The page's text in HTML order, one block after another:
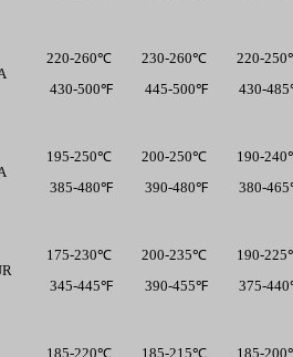
220-260℃
  430-500℉
230-260℃
  445-500℉
220-
430-
195-250℃
  385-480℉
200-250℃
  390-480℉
190-
380-
175-230℃
  345-445℉
200-235℃
  390-455℉
190-
375-
185-220℃ 185-215℃ 185-